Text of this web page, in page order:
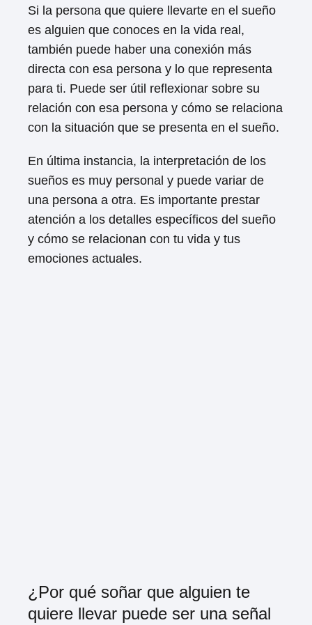
Si la persona que quiere llevarte en el sueño
es alguien que conoces en la vida real,
también puede haber una conexión más
directa con esa persona y lo que representa
para ti. Puede ser útil reflexionar sobre su
relación con esa persona y cómo se relaciona
con la situación que se presenta en el sueño.
En última instancia, la interpretación de los
sueños es muy personal y puede variar de
una persona a otra. Es importante prestar
atención a los detalles específicos del sueño
y cómo se relacionan con tu vida y tus
emociones actuales.
¿Por qué soñar que alguien te
quiere llevar puede ser una señal